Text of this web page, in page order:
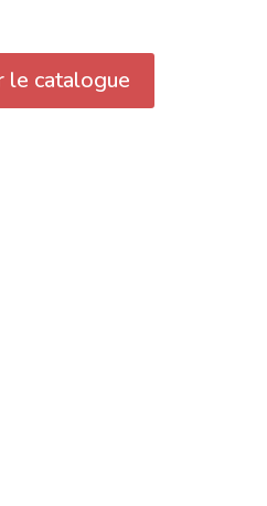
le catalogue